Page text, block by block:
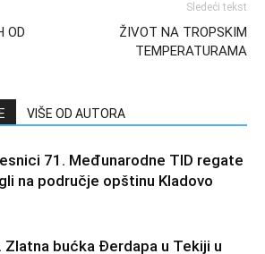
OD
Sledeći tekst
ŽIVOT NA TROPSKIM
TEMPERATURAMA
VIŠE OD AUTORA
71. Međunarodne TID regate
na područje opštinu Kladovo
Zlatna bućka Đerdapa u Tekiji u